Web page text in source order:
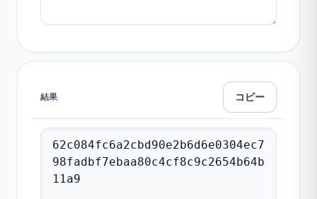
結果 コピー